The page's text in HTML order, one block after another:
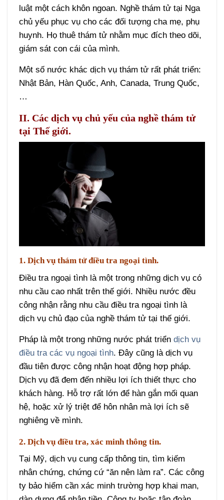
luật một cách khôn ngoan. Nghề thám tử tại Nga
chủ yếu phục vụ cho các đối tượng cha mẹ, phụ
huynh. Họ thuê thám tử nhằm mục đích theo dõi,
giám sát con cái của mình.
Một số nước khác dịch vụ thám tử rất phát triển:
Nhật Bản, Hàn Quốc, Anh, Canada, Trung Quốc,
…
II. Các dịch vụ chủ yếu của nghề thám tử
tại Thế giới.
1. Dịch vụ thám tử điều tra ngoại tình.
Điều tra ngoại tình là một trong những dịch vụ có
nhu cầu cao nhất trên thế giới. Nhiều nước đều
công nhận rằng nhu cầu điều tra ngoại tình là
dịch vụ chủ đạo của nghề thám tử tại thế giới.
Pháp là một trong những nước phát triểndịch vụ
điều tra các vụ ngoại tình. Đây cũng là dịch vụ
đầu tiên được công nhận hoạt động hợp pháp.
Dịch vụ đã đem đến nhiều lợi ích thiết thực cho
khách hàng. Hỗ trợ rất lớn để hàn gắn mối quan
hệ, hoặc xử lý triệt để hôn nhân mà lợi ích sẽ
nghiêng về mình.
2. Dịch vụ điều tra, xác minh thông tin.
Tại Mỹ, dịch vụ cung cấp thông tin, tìm kiếm
nhân chứng, chứng cứ “ăn nên làm ra”. Các công
ty bảo hiểm cần xác minh trường hợp khai man,